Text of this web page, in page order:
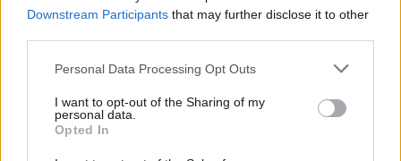
Downstream Participants that may further disclose it to other
Personal Data Processing Opt Outs
I want to opt-out of the Sharing of my
personal data.
Opted In
32 laipsnių šilumos
Žinios | Orai